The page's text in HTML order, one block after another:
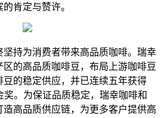
肯定与赞许。
持为消费者带来高品质咖啡。瑞幸
的高品质咖啡豆，布局上游咖啡豆
的稳定供应，并已连续五年获得
。为保证品质稳定，瑞幸咖啡和
高品质供应链，为更多客户提供高